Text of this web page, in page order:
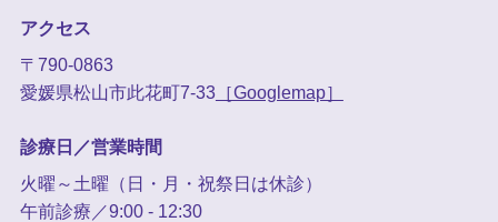
アクセス
〒790-0863
愛媛県松山市此花町7-33［Googlemap］
診療日／営業時間
火曜～土曜（日・月・祝祭日は休診）
午前診療／9:00 - 12:30